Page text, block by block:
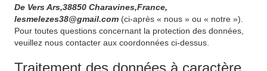
De Vers Ars,38850 Charavines,France,
lesmelezes38@gmail.com (ci-après « nous » ou « notre »).
Pour toutes questions concernant la protection des données,
veuillez nous contacter aux coordonnées ci-dessus.
Traitement des données à caractère